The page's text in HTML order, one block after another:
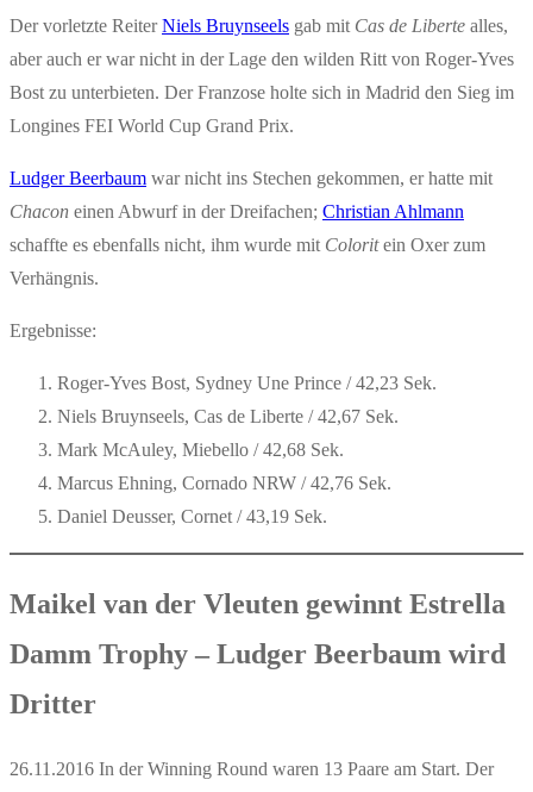
Der vorletzte ReiterNiels Bruynseels gab mit Cas de Liberte alles,
aber auch er war nicht in der Lage den wilden Ritt von Roger-Yves
Bost zu unterbieten. Der Franzose holte sich in Madrid den Sieg im
Longines FEI World Cup Grand Prix.
Ludger Beerbaum war nicht ins Stechen gekommen, er hatte mit
Chacon einen Abwurf in der Dreifachen; Christian Ahlmann
schaffte es ebenfalls nicht, ihm wurde mit Coloritein Oxer zum
Verhängnis.
Ergebnisse:
Roger-Yves Bost, Sydney Une Prince / 42,23 Sek.
Niels Bruynseels, Cas de Liberte / 42,67 Sek.
Mark McAuley, Miebello / 42,68 Sek.
Marcus Ehning, Cornado NRW / 42,76 Sek.
Daniel Deusser, Cornet / 43,19 Sek.
Maikel van der Vleuten gewinnt Estrella
Damm Trophy – Ludger Beerbaum wird
Dritter
26.11.2016 In der Winning Round waren 13 Paare am Start. Der